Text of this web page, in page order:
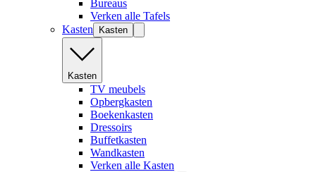
Bureaus
Verken alle Tafels
Kasten
Kasten
Kasten
TV meubels
Opbergkasten
Boekenkasten
Dressoirs
Buffetkasten
Wandkasten
Verken alle Kasten